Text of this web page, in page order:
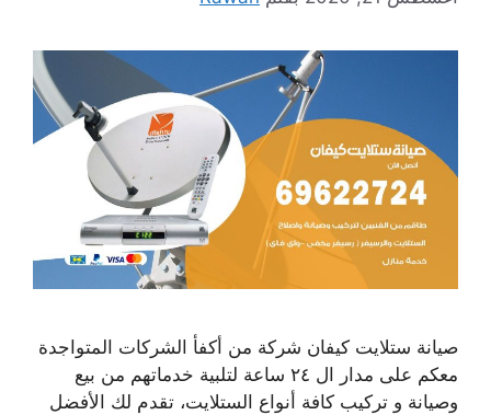
صيانة ستلايت كيفان شركة من أكفأ الشركات المتواجدة
معكم على مدار ال ٢٤ ساعة لتلبية خدماتهم من بيع
وصيانة و تركيب كافة أنواع الستلايت، تقدم لك الأفضل